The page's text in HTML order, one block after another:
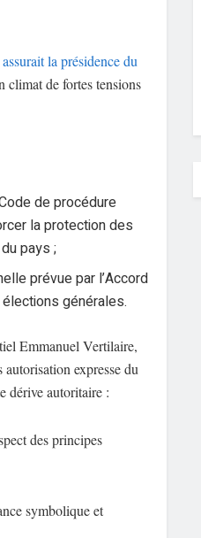
la présidence du
climat de fortes tensions
de procédure
la protection des
pays ;
prévue par l’Accord
élections générales.
Emmanuel Vertilaire,
expresse du
dérive autoritaire :
des principes
symbolique et